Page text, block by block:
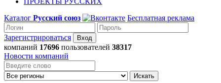
Каталог Русский союз Бесплатная реклама
Зарегистрироваться
компаний 17696 пользователей 38317
Новости компаний
Искать